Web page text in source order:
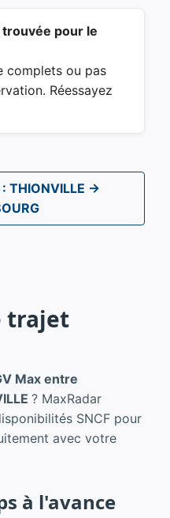
trouvée pour le
complets ou pas
Réessayez
THIONVILLE →
trajet
Max entre
? MaxRadar
SNCF pour
avec votre
à l'avance